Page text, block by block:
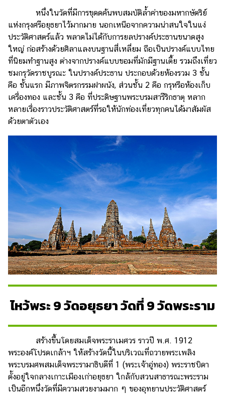
หนึ่งในวัดที่มีการขุดดค้นพบสมบัติล้ำค่าของมหากษัตริย์
แห่งกรุงศรีอยุธยาไว้มากมาย นอกเหนือจากความน่าสนใจในแง่
ประวัติศาสตร์แล้ว พลาดไม่ได้กับการยลปรางค์ประธานขนาดสูง
ใหญ่ ก่อสร้างด้วยศิลาแลงบนฐานสี่เหลี่ยม ถือเป็นปรางค์แบบไทย
ที่นิยมทำฐานสูง ต่างจากปรางค์แบบขอมที่มักมีฐานเตี้ย รวมถึงเที่ยว
ชมกรุวัดราชบูรณะ ในปรางค์ประธาน ประกอบด้วยห้องรวม 3 ชั้น
คือ ชั้นแรก มีภาพจิตรกรรมฝาผนัง, ส่วนชั้น 2 คือ กรุหรือห้องเก็บ
เครื่องทอง และชั้น 3 คือ ที่ประดิษฐานพระบรมสารีริกธาตุ หลาก
หลายเรื่องราวประวัติศาสตร์ที่รอให้นักท่องเที่ยวทุกคนได้มาสัมผัส
ด้วยตาตัวเอง
ไหว้พระ 9 วัดอยุธยา วัดที่ 9 วัดพระราม
สร้างขึ้นโดยสมเด็จพระราเมศวร ราวปี พ.ศ. 1912
พระองค์โปรดเกล้าฯ ให้สร้างวัดนี้ในบริเวณที่ถวายพระเพลิง
พระบรมศพสมเด็จพระรามาธิบดีที่ 1 (พระเจ้าอู่ทอง) พระราชบิดา
ตั้งอยู่ใจกลางเกาะเมืองเก่าอยุธยา ใกล้กับสวนสาธารณะพระราม
เป็นอีกหนึ่งวัดที่มีความสวยงามมาก ๆ ของอุทยานประวัติศาสตร์